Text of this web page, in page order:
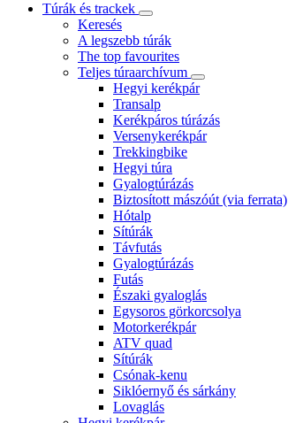
Túrák és trackek
Keresés
A legszebb túrák
The top favourites
Teljes túraarchívum
Hegyi kerékpár
Transalp
Kerékpáros túrázás
Versenykerékpár
Trekkingbike
Hegyi túra
Gyalogtúrázás
Biztosított mászóút (via ferrata)
Hótalp
Sítúrák
Távfutás
Gyalogtúrázás
Futás
Északi gyaloglás
Egysoros görkorcsolya
Motorkerékpár
ATV quad
Sítúrák
Csónak-kenu
Siklóernyő és sárkány
Lovaglás